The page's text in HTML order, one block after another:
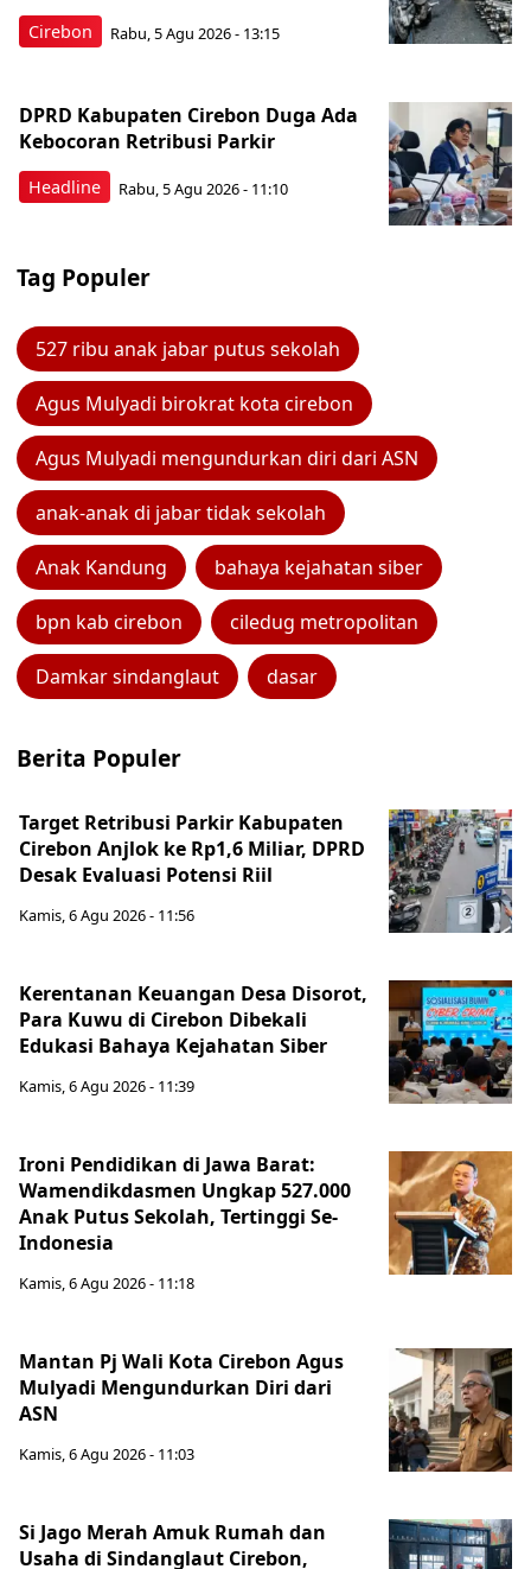
Cirebon Rabu, 5 Agu 2026 - 13:15
Headline
DPRD Kabupaten Cirebon Duga Ada
Kebocoran Retribusi Parkir
Rabu, 5 Agu 2026 - 11:10
Tag Populer
527 ribu anak jabar putus sekolah
Agus Mulyadi birokrat kota cirebon
Agus Mulyadi mengundurkan diri dari ASN
anak-anak di jabar tidak sekolah
Anak Kandung bahaya kejahatan siber
bpn kab cirebon ciledug metropolitan
Damkar sindanglaut dasar
Berita Populer
Target Retribusi Parkir Kabupaten
Cirebon Anjlok ke Rp1,6 Miliar, DPRD
Desak Evaluasi Potensi Riil
Kamis, 6 Agu 2026 - 11:56
Kerentanan Keuangan Desa Disorot,
Para Kuwu di Cirebon Dibekali
Edukasi Bahaya Kejahatan Siber
Kamis, 6 Agu 2026 - 11:39
Ironi Pendidikan di Jawa Barat:
Wamendikdasmen Ungkap 527.000
Anak Putus Sekolah, Tertinggi Se-
Indonesia
Kamis, 6 Agu 2026 - 11:18
Mantan Pj Wali Kota Cirebon Agus
Mulyadi Mengundurkan Diri dari
ASN
Kamis, 6 Agu 2026 - 11:03
Si Jago Merah Amuk Rumah dan
Usaha di Sindanglaut Cirebon,